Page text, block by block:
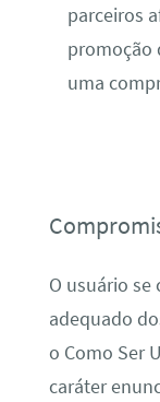
parceiros
promoção
uma
O usuário se
adequado
o Como Ser
caráter